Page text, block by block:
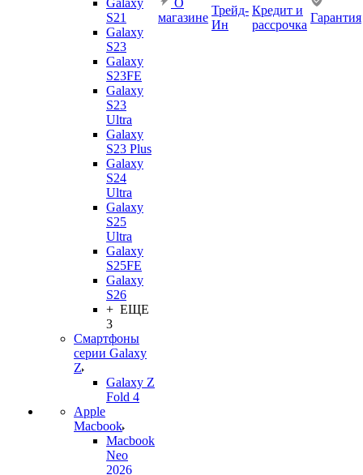
Galaxy
S21
Galaxy
S23
Galaxy
S23FE
Galaxy
S23
Ultra
Galaxy
S23 Plus
Galaxy
S24
Ultra
Galaxy
S25
Ultra
Galaxy
S25FE
Galaxy
S26
+ ЕЩЕ
3
Смартфоны
серии Galaxy
Z
Galaxy Z
Fold 4
Apple
Macbook
Macbook
Neo
2026
О
магазине
Трейд-
Ин
Кредит и
рассрочка
Гарантия